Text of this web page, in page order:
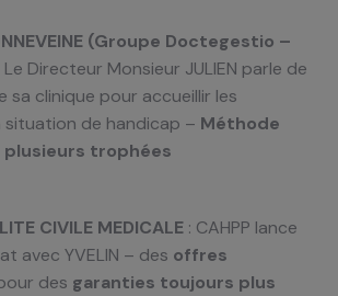
(Groupe Doctegestio –
Le Directeur Monsieur JULIEN parle de
sa clinique pour accueillir les
situation de handicap – Méthode
trophées
CIVILE MEDICALE : CAHPP lance
avec YVELIN – des offres
des garanties toujours plus